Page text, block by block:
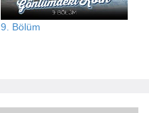
9. Bölüm